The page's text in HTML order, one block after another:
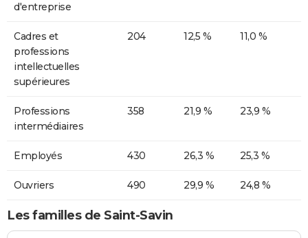
d'entreprise
Cadres et
professions
intellectuelles
supérieures
204 12,5 % 11,0 %
Professions
intermédiaires
358 21,9 % 23,9 %
Employés 430 26,3 % 25,3 %
Ouvriers 490 29,9 % 24,8 %
Les familles de Saint-Savin